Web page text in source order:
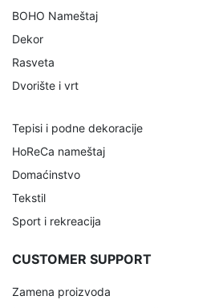
BOHO Nameštaj
Dekor
Rasveta
Dvorište i vrt
Tepisi i podne dekoracije
HoReCa nameštaj
Domaćinstvo
Tekstil
Sport i rekreacija
CUSTOMER SUPPORT
Zamena proizvoda